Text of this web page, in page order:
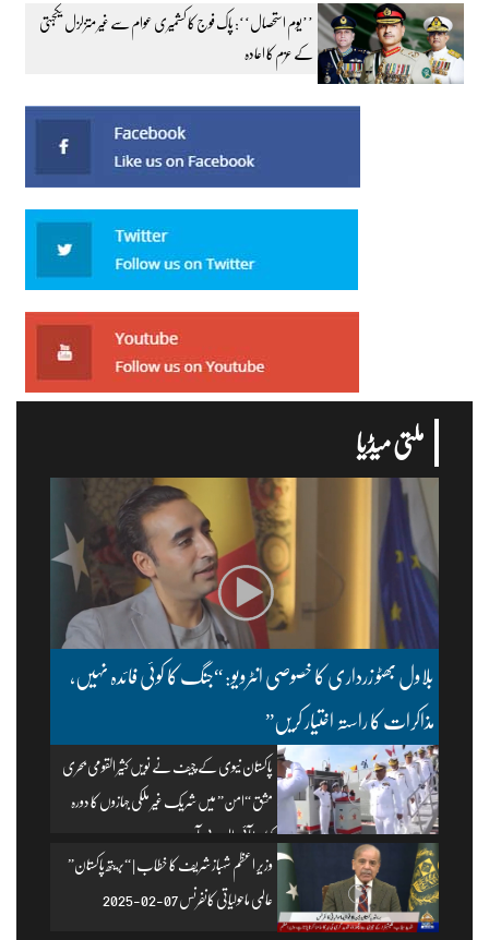
’’یوم استحصال‘‘: پاک فوج کا کشمیری عوام سے غیر متزلزل یکجہتی
کے عزم کا اعادہ
ملتی میڈیا
بلاول بھٹو زرداری کا خصوصی انٹرویو: “جنگ کا کوئی فائدہ نہیں،
مذاکرات کا راستہ اختیار کریں”
پاکستان نیوی کے چیف نے نویں کثیر القومی بحری
مشق “امن” میں شریک غیر ملکی جہازوں کا دورہ
کیا۔ | آئی ایس پی آر
وزیرِ اعظم شہباز شریف کا خطاب | “بریتھ پاکستان”
عالمی ماحولیاتی کانفرنس 07-02-2025